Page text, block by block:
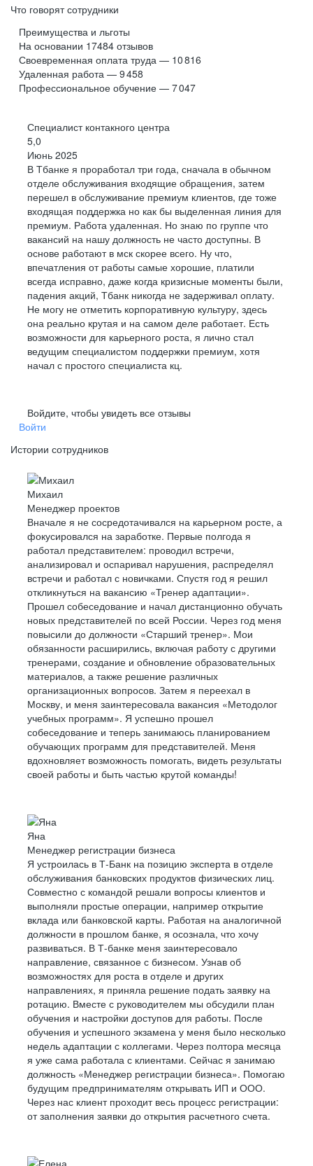
Участие в развитии комьюнити
Вы сможете ходить на профильные конференции
и другие мероприятия
Обучение хард- и софт-скиллам
У нас есть занятия на пару часов и программы
на несколько месяцев
Конкурентную зарплату
По достоинству оцениваем ваши навыки
Заботу о здоровье
ДМС со стоматологией и страховку от несчастных
случаев для сотрудников и льготы на ДМС
Питание и спорт
Бесплатные завтраки и обеды в офисе, тренажерный
зал или компенсацию затрат на спорт и питание
Развитая культура
совместные выезды, собираемспортивные команды
по интересам и находим
Инвестируем в будущее и постоянно
позиции на рынке
Понятные задачи
Даем инструкции, выстраиваемпроцессы,
помогаем освоиться и влиться в работу
Признаем достижения
В Т-Банке есть «Оскар для сотрудников» — ежегодная
награда Glory. В 2023 году победительницей в одной
из номинаций стала Екатерина Реуцкая, специалист
поддержки
Клиент с ограничениями по слуху обратился в поддержку
банка, потому что ему стало плохо с сердцем. Екатерина
вызвала скорую помощь и контролировала ситуацию,
пока к клиенту не приехали медработники
Участие в развитии комьюнити
Вы сможете ходить на профильные конференции
и другие мероприятия
Обучение хард- и софт-скиллам
У нас есть занятия на пару часов и программы
на несколько месяцев
Конкурентную зарплату
По достоинству оцениваем ваши навыки
Заботу о здоровье
ДМС со стоматологией и страховку от несчастных
случаев для сотрудников и льготы на ДМС
Питание и спорт
Бесплатные завтраки и обеды в офисе, тренажерный
зал или компенсацию затрат на спорт и питание
Что говорят сотрудники
Преимущества и льготы
На основании 17484 отзывов
Своевременная оплата труда — 10 816
Удаленная работа — 9 458
Профессиональное обучение — 7 047
Специалист контакного центра
5,0
Июнь 2025
В Тбанке я проработал три года, сначала в обычном
отделе обслуживания входящие обращения, затем
перешел в обслуживание премиум клиентов, где тоже
входящая поддержка но как бы выделенная линия для
премиум. Работа удаленная. Но знаю по группе что
вакансий на нашу должность не часто доступны. В
основе работают в мск скорее всего. Ну что,
впечатления от работы самые хорошие, платили
всегда исправно, даже когда кризисные моменты были,
падения акций, Тбанк никогда не задерживал оплату.
Не могу не отметить корпоративную культуру, здесь
она реально крутая и на самом деле работает. Есть
возможности для карьерного роста, я лично стал
ведущим специалистом поддержки премиум, хотя
начал с простого специалиста кц.
Войдите, чтобы увидеть все отзывы
Войти
Истории сотрудников
Михаил
Менеджер проектов
Вначале я не сосредотачивался на карьерном росте, а
фокусировался на заработке. Первые полгода я
работал представителем: проводил встречи,
анализировал и оспаривал нарушения, распределял
встречи и работал с новичками. Спустя год я решил
откликнуться на вакансию «Тренер адаптации».
Прошел собеседование и начал дистанционно обучать
новых представителей по всей России. Через год меня
повысили до должности «Старший тренер». Мои
обязанности расширились, включая работу с другими
тренерами, создание и обновление образовательных
материалов, а также решение различных
организационных вопросов. Затем я переехал в
Москву, и меня заинтересовала вакансия «Методолог
учебных программ». Я успешно прошел
собеседование и теперь занимаюсь планированием
обучающих программ для представителей. Меня
вдохновляет возможность помогать, видеть результаты
своей работы и быть частью крутой команды!
Яна
Менеджер регистрации бизнеса
Я устроилась в Т-Банк на позицию эксперта в отделе
обслуживания банковских продуктов физических лиц.
Совместно с командой решали вопросы клиентов и
выполняли простые операции, например открытие
вклада или банковской карты. Работая на аналогичной
должности в прошлом банке, я осознала, что хочу
развиваться. В Т-банке меня заинтересовало
направление, связанное с бизнесом. Узнав об
возможностях для роста в отделе и других
направлениях, я приняла решение подать заявку на
ротацию. Вместе с руководителем мы обсудили план
обучения и настройки доступов для работы. После
обучения и успешного экзамена у меня было несколько
недель адаптации с коллегами. Через полтора месяца
я уже сама работала с клиентами. Сейчас я занимаю
должность «Менеджер регистрации бизнеса». Помогаю
будущим предпринимателям открывать ИП и ООО.
Через нас клиент проходит весь процесс регистрации:
от заполнения заявки до открытия расчетного счета.